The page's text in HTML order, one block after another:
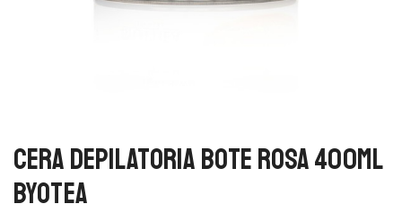
Cera Depilatoria Bote Rosa 400ml
Byotea